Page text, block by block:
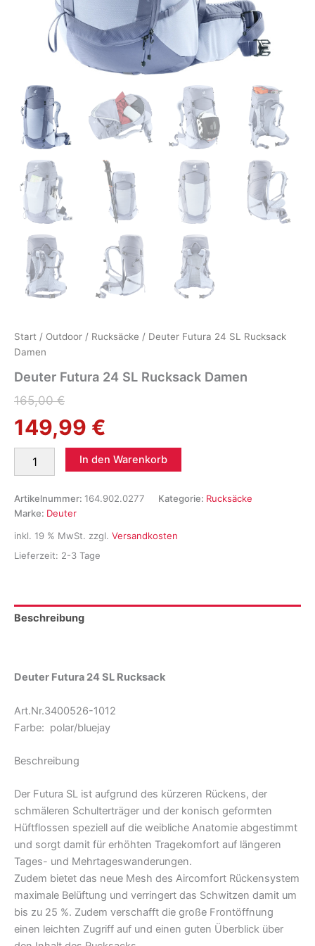
Start / Outdoor / Rucksäcke / Deuter Futura 24 SL Rucksack
Damen
Deuter Futura 24 SL Rucksack Damen
165,00€
Ursprünglicher
Preis
war:
165,00 €
149,99 €
Aktueller
Preis
ist:
149,99 €.
Futura
SL
Rucksack
Menge
In den Warenkorb
Artikelnummer: 164.902.0277 Kategorie: Rucksäcke
Marke: Deuter
inkl. 19 % MwSt. zzgl. Versandkosten
Lieferzeit: 2-3 Tage
Beschreibung
Deuter Futura 24 SL Rucksack
Art.Nr.3400526-1012
Farbe: polar/bluejay
Beschreibung
Der Futura SL ist aufgrund des kürzeren Rückens, der
schmäleren Schulterträger und der konisch geformten
Hüftflossen speziell auf die weibliche Anatomie abgestimmt
und sorgt damit für erhöhten Tragekomfort auf längeren
Tages- und Mehrtageswanderungen.
Zudem bietet das neue Mesh des Aircomfort Rückensystem
maximale Belüftung und verringert das Schwitzen damit um
bis zu 25 %. Zudem verschafft die große Frontöffnung
einen leichten Zugriff auf und einen guten Überblick über